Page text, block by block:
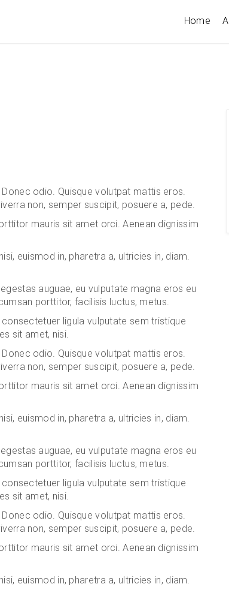
Home
odio. Quisque volutpat mattis eros.
non, semper suscipit, posuere a, pede.
mauris sit amet orci. Aenean dignissim
euismod in, pharetra a, ultricies in, diam.
auguae, eu vulputate magna eros eu
porttitor, facilisis luctus, metus.
ligula vulputate sem tristique
sit amet, nisi.
odio. Quisque volutpat mattis eros.
non, semper suscipit, posuere a, pede.
mauris sit amet orci. Aenean dignissim
euismod in, pharetra a, ultricies in, diam.
auguae, eu vulputate magna eros eu
porttitor, facilisis luctus, metus.
ligula vulputate sem tristique
sit amet, nisi.
odio. Quisque volutpat mattis eros.
non, semper suscipit, posuere a, pede.
mauris sit amet orci. Aenean dignissim
euismod in, pharetra a, ultricies in, diam.